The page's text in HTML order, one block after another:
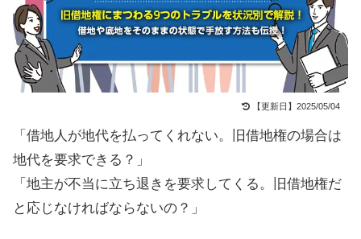
【更新日】2025/05/04
「借地人が地代を払ってくれない。旧借地権の場合は
地代を要求できる？」
「地主が不当に立ち退きを要求してくる。旧借地権だ
と応じなければならないの？」